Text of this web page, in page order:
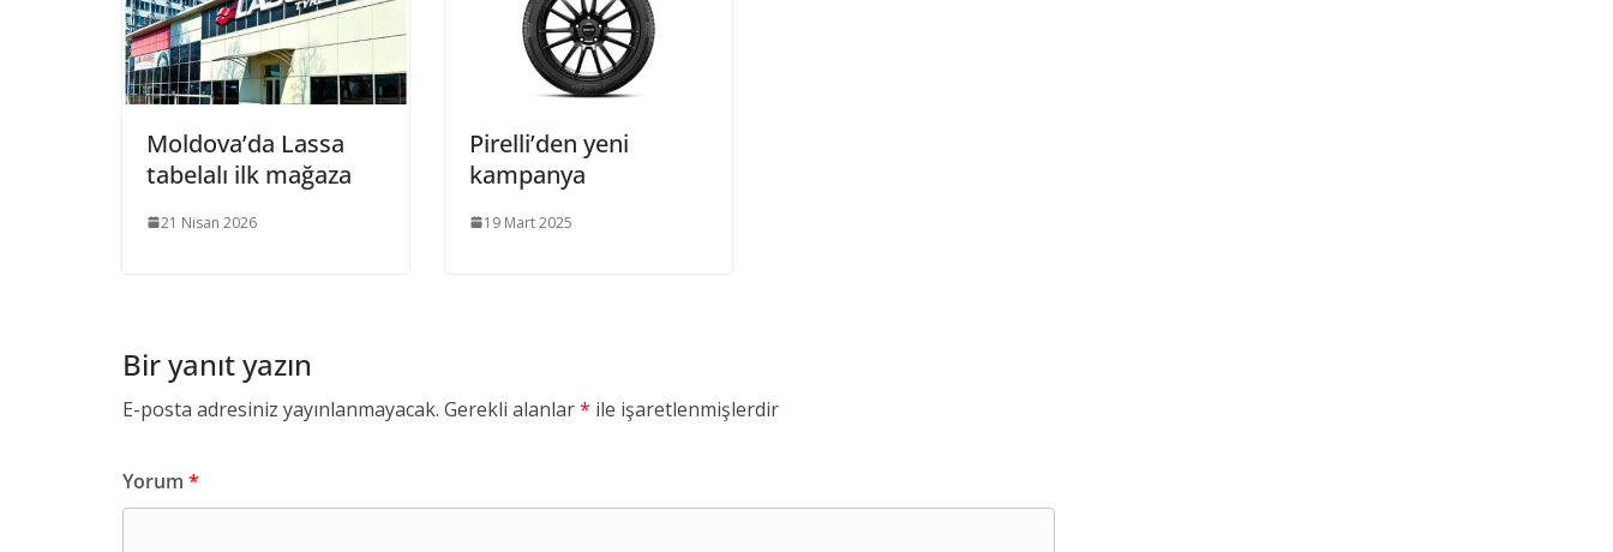
Moldova’da Lassa
tabelalı ilk mağaza
21 Nisan 2026
Pirelli’den yeni
kampanya
19 Mart 2025
Bir yanıt yazın
E-posta adresiniz yayınlanmayacak. Gerekli alanlar* ile işaretlenmişlerdir
Yorum *